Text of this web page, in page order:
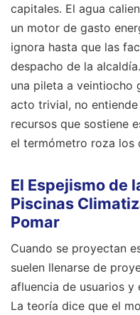
capitales. El agua
un motor de gasto
ignora hasta que las
despacho de la
una pileta a veintiocho
acto trivial, no
recursos que sostiene
el termómetro roza los
El Espejismo de
Piscinas
Pomar
Cuando se proyectan
suelen llenarse de
afluencia de usuarios y
La teoría dice que el